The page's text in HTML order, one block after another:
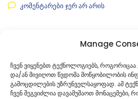
Manage
ჩვენ ვიყენებთ ტექნოლოგიებს, როგორიცაა
და/ან მივიღოთ წვდომა მოწყობილობის
გამოცდილების უზრუნველსაყოფად. ამ
ჩვენ შეგვიძლია დავამუშაოთ მონაცემები,
კომენტარები ჯერ არ არის
ფაილის ნახვა
ფაილის ტიპი:pdf
კატეგორიასაკრებულოს